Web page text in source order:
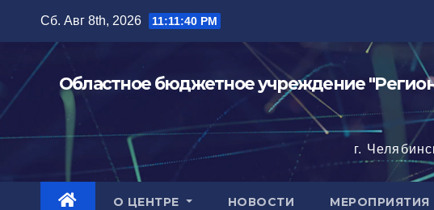
содержимому
Сб. Авг 8th, 2026 11:11:41 PM
Областное бюджетное учреждение
г.
О ЦЕНТРЕ НОВОСТИ МЕРОПРИЯТИЯ